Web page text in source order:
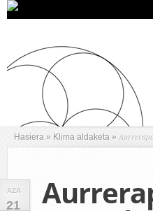
Hasiera » Klima aldaketa »
AZA
21